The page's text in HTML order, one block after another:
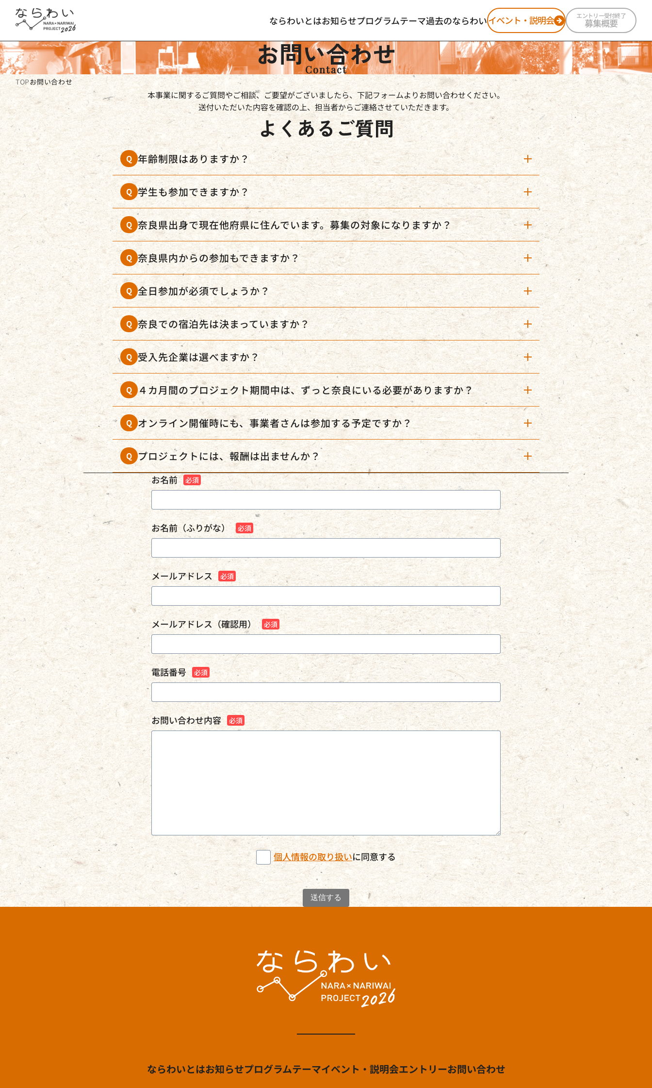
ならわいとはお知らせプログラムテーマ過去のならわい
ならわい2025
ならわい2024
ならわい2023
ならわい2022
イベント・説明会 エントリー受付終了
募集概要
お問い合わせ
Contact
TOPお問い合わせ
本事業に関するご質問やご相談、ご要望がございましたら、下記フォームよりお問い合わせください。
送付いただいた内容を確認の上、担当者からご連絡させていただきます。
よくあるご質問
Q 年齢制限はありますか？
Q 学生も参加できますか？
Q 奈良県出身で現在他府県に住んでいます。募集の対象になりますか？
Q 奈良県内からの参加もできますか？
Q 全日参加が必須でしょうか？
Q 奈良での宿泊先は決まっていますか？
Q 受入先企業は選べますか？
Q ４カ月間のプロジェクト期間中は、ずっと奈良にいる必要がありますか？
Q オンライン開催時にも、事業者さんは参加する予定ですか？
Q プロジェクトには、報酬は出ませんか？
お名前
お名前（ふりがな）
メールアドレス
メールアドレス（確認用）
電話番号
お問い合わせ内容
個人情報の取り扱いに同意する
ならわいとはお知らせプログラムテーマイベント・説明会エントリーお問い合わせ